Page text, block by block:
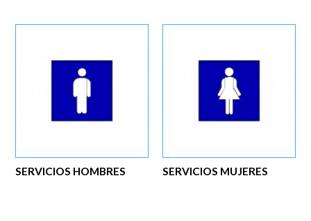
SERVICIOS MUJERES
SERVICIOS HOMBRES